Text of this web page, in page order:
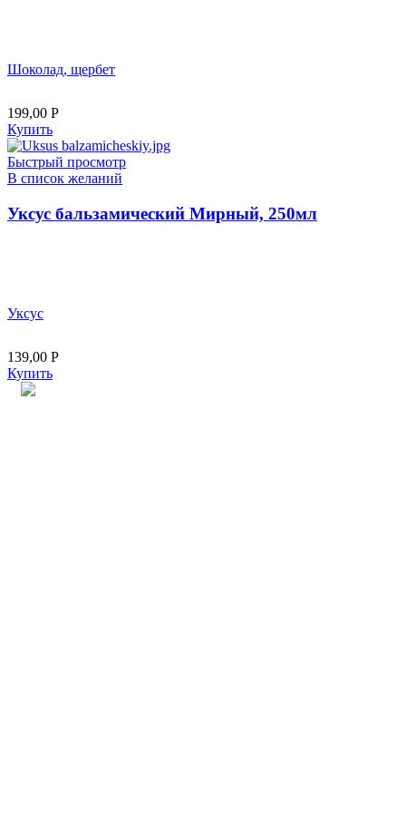
Шоколад, щербет
199,00 Р
Купить
Быстрый просмотр
В список желаний
Уксус бальзамический Мирный, 250мл
Уксус
139,00 Р
Купить